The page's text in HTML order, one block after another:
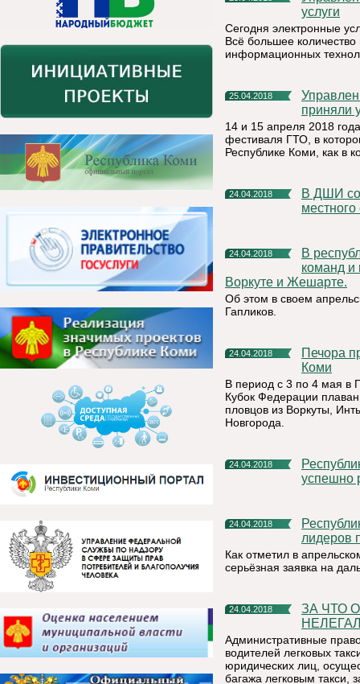
услуги
Сегодня электронные
Всё большее количество
информационных
25.04.2018
Управление Росреестра по Республике Коми: сотрудники
приняли
14 и 15 апреля 2018
фестиваля ГТО, в
Республике Коми, как в
24.04.2018
В ДШИ состоялся праздничный концерт посвященный Дню
24.04.2018
В республике ведется работа по подготовке управляющих
команд
Воркуте и Жешарте.
Об этом в своем
Гапликов.
24.04.2018
Печора примет VI Кубок Федерации плавания Республики
Коми
В период с 3 по 4 мая в
Кубок Федерации
пловцов из Воркуты,
Новгорода.
24.04.2018
Республика Коми вошла в число 15 регионов, наиболее
успешно
24.04.2018
Республика Коми впервые вошла в десятку регионов-
лидеров
Как отметил в
серьёзная заявка на
24.04.2018
ЗА ЧТО ОТВЕТИТ ЗАКОННЫЙ ТАКСИСТ, А ЗА ЧТО —
Административные
водителей легковых
юридических лиц,
багажа легковым такси,